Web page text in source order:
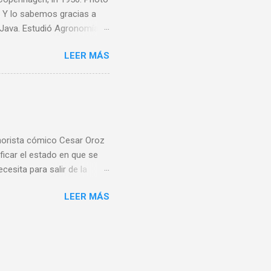
lo sabemos gracias a
Estudió Agronomía y
y torturado durante
y consolando a sus
de socorro de la Cruz
las plantas. En Suecia,
LEER MÁS
cómico Cesar Oroz
el estado en que se
para salir de la
LEER MÁS